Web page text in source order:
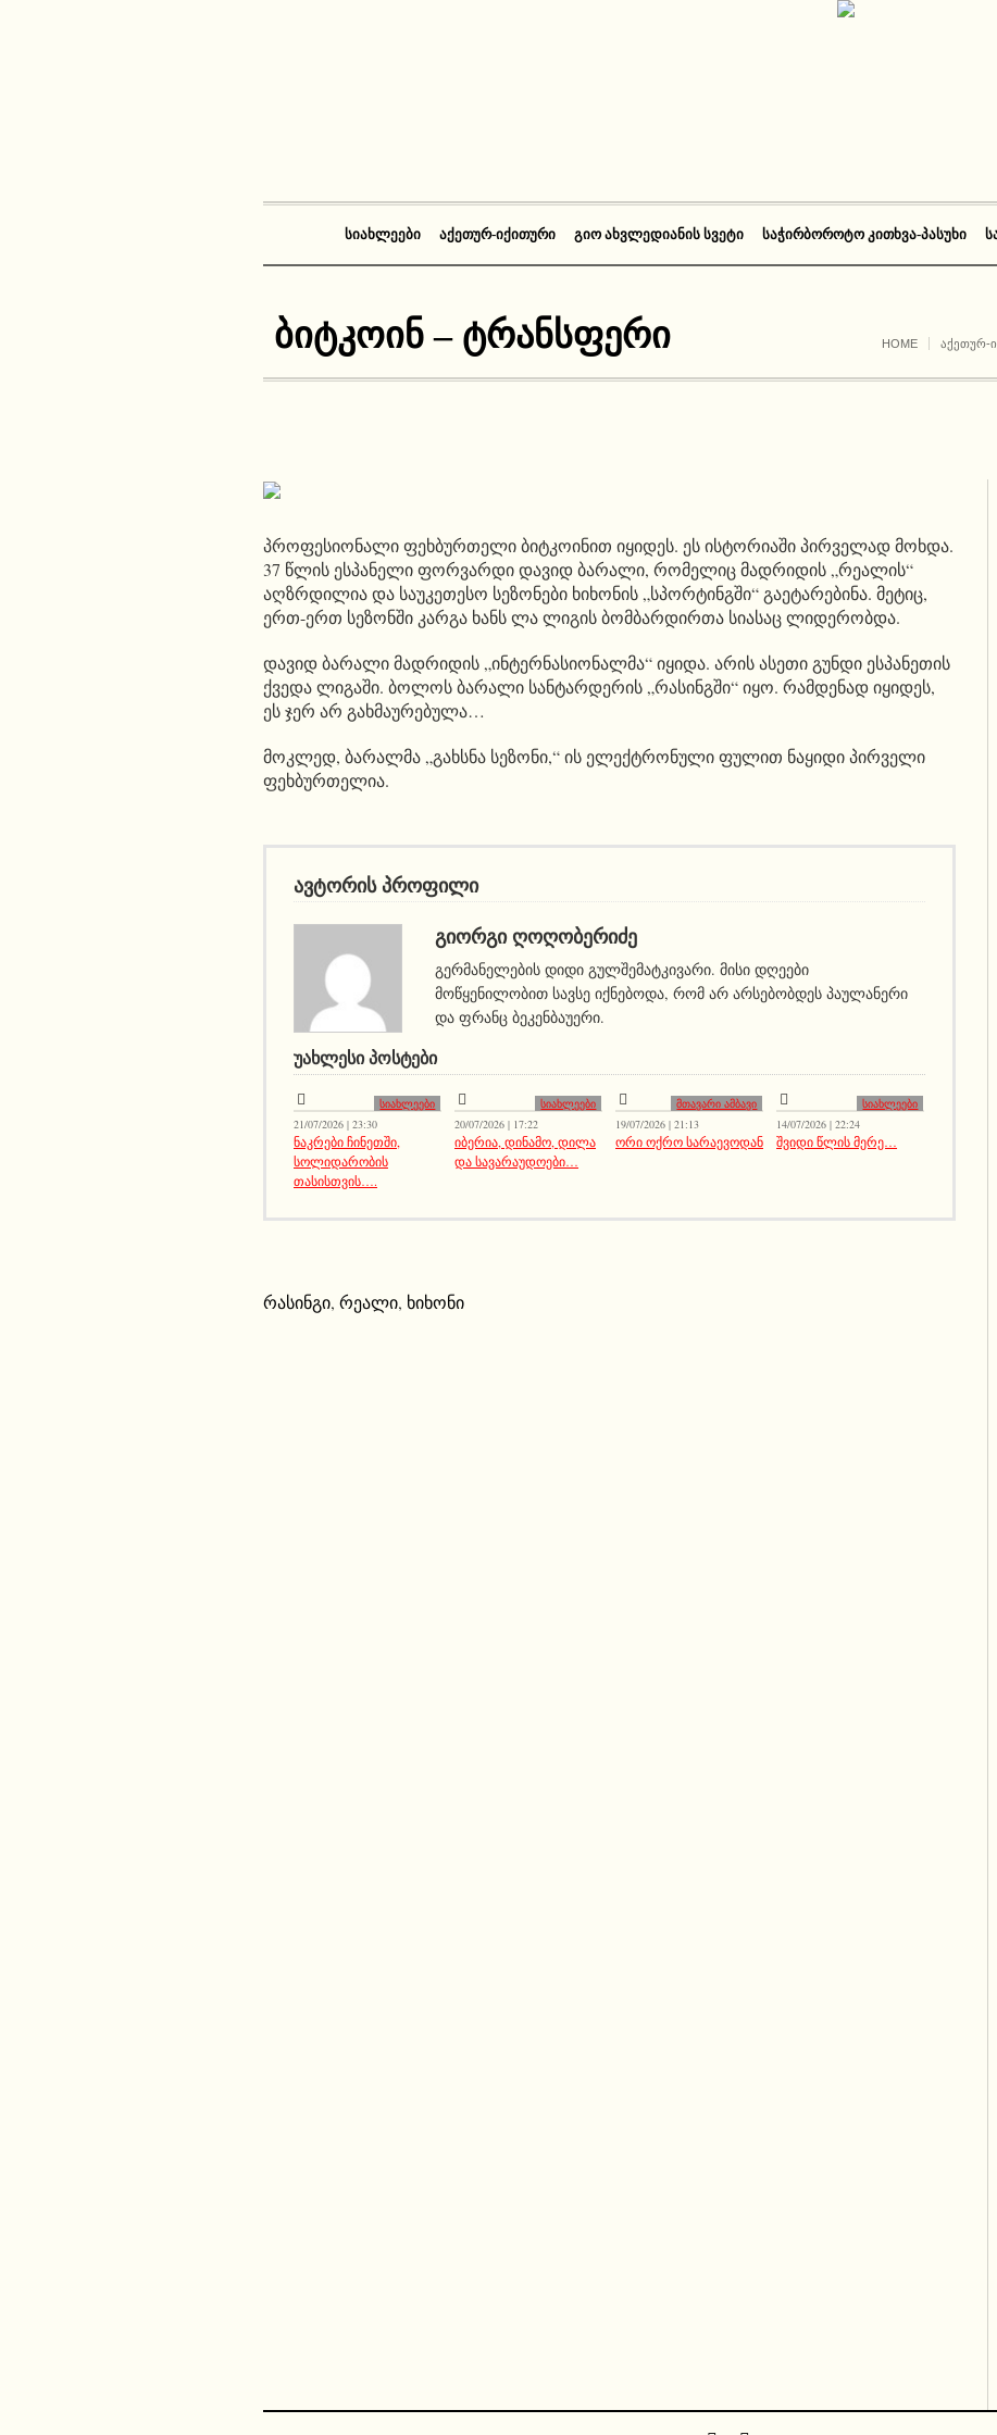
ᲡᲘᲐᲮᲚᲔᲔᲑᲘ ᲐᲥᲔᲗᲣᲠ-ᲘᲥᲘᲗᲣᲠᲘ ᲒᲘᲝ ᲐᲮᲕᲚᲔᲓᲘᲐᲜᲘᲡ ᲡᲕᲔᲢᲘ ᲡᲐᲭᲘᲠᲑᲝᲠᲝᲢᲝ ᲙᲘᲗᲮᲕᲐ-ᲞᲐᲡᲣᲮᲘ
ბიტკოინ – ტრანსფერი HOME ᲐᲥᲔᲗᲣᲠ-
პროფესიონალი ფეხბურთელი ბიტკოინით იყიდეს. ეს ისტორიაში პირველად მოხდა.
37 წლის ესპანელი ფორვარდი დავიდ ბარალი, რომელიც მადრიდის „რეალის“
აღზრდილია და საუკეთესო სეზონები ხიხონის „სპორტინგში“ გაეტარებინა. მეტიც,
ერთ-ერთ სეზონში კარგა ხანს ლა ლიგის ბომბარდირთა სიასაც ლიდერობდა.
დავიდ ბარალი მადრიდის „ინტერნასიონალმა“ იყიდა. არის ასეთი გუნდი ესპანეთის
ქვედა ლიგაში. ბოლოს ბარალი სანტარდერის „რასინგში“ იყო. რამდენად იყიდეს,
ეს ჯერ არ გახმაურებულა…
მოკლედ, ბარალმა „გახსნა სეზონი,“ ის ელექტრონული ფულით ნაყიდი პირველი
ფეხბურთელია.
ავტორის პროფილი
ᲒᲘᲝᲠᲒᲘ ᲦᲝᲦᲝᲑᲔᲠᲘᲫᲔ
გერმანელების დიდი გულშემატკივარი. მისი დღეები
მოწყენილობით სავსე იქნებოდა, რომ არ არსებობდეს პაულანერი
და ფრანც ბეკენბაუერი.
ᲣᲐᲮᲚᲔᲡᲘ ᲞᲝᲡᲢᲔᲑᲘ
სიახლეები
21/07/2026 | 23:30
ნაკრები ჩინეთში,
სოლიდარობის
თასისთვის….
სიახლეები
20/07/2026 | 17:22
იბერია, დინამო, დილა
და სავარაუდოები…
მთავარი ამბავი
19/07/2026 | 21:13
ორი ოქრო სარაევოდან
სიახლეები
14/07/2026 | 22:24
შვიდი წლის მერე…
რასინგი, რეალი, ხიხონი